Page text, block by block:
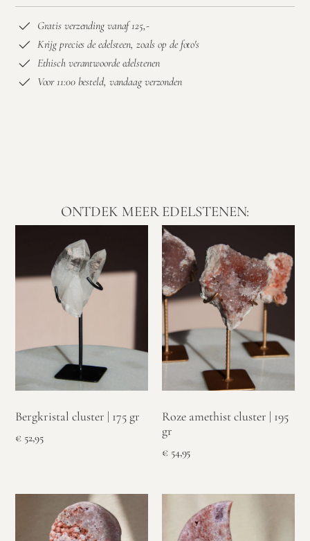
Gratis verzending vanaf 125,-
Krijg precies de edelsteen, zoals op de foto's
Ethisch verantwoorde edelstenen
Voor 11:00 besteld, vandaag verzonden
ONTDEK MEER EDELSTENEN:
Bergkristal cluster | 175 gr
€ 52,95
Roze amethist cluster | 195
gr
€54,95